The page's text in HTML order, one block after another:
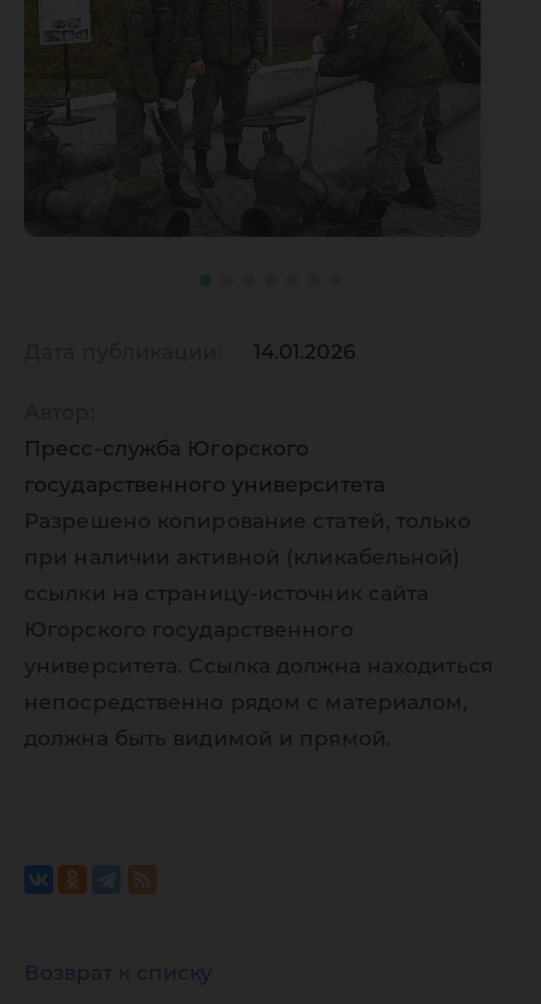
14.01.2026
Пресс-служба Югорского
государственного университета
Разрешено копирование статей, только
при наличии активной (кликабельной)
ссылки на страницу-источник сайта
Югорского государственного
университета. Ссылка должна находиться
непосредственно рядом с материалом,
должна быть видимой и прямой.
Возврат к списку